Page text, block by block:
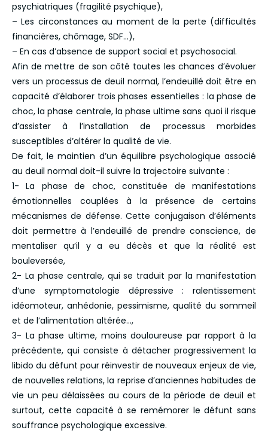
psychiatriques (fragilité psychique),
– Les circonstances au moment de la perte (difficultés
financières, chômage, SDF…),
– En cas d’absence de support social et psychosocial.
Afin de mettre de son côté toutes les chances d’évoluer
vers un processus de deuil normal, l’endeuillé doit être en
capacité d’élaborer trois phases essentielles : la phase de
choc, la phase centrale, la phase ultime sans quoi il risque
d’assister à l’installation de processus morbides
susceptibles d’altérer la qualité de vie.
De fait, le maintien d’un équilibre psychologique associé
au deuil normal doit-il suivre la trajectoire suivante :
1- La phase de choc, constituée de manifestations
émotionnelles couplées à la présence de certains
mécanismes de défense. Cette conjugaison d’éléments
doit permettre à l’endeuillé de prendre conscience, de
mentaliser qu’il y a eu décès et que la réalité est
bouleversée,
2- La phase centrale, qui se traduit par la manifestation
d’une symptomatologie dépressive : ralentissement
idéomoteur, anhédonie, pessimisme, qualité du sommeil
et de l’alimentation altérée…,
3- La phase ultime, moins douloureuse par rapport à la
précédente, qui consiste à détacher progressivement la
libido du défunt pour réinvestir de nouveaux enjeux de vie,
de nouvelles relations, la reprise d’anciennes habitudes de
vie un peu délaissées au cours de la période de deuil et
surtout, cette capacité à se remémorer le défunt sans
souffrance psychologique excessive.